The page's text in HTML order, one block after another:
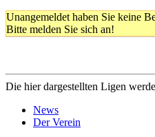
Unangemeldet haben Sie keine
Bitte melden Sie sich an!
Die hier dargestellten Ligen
News
Der Verein